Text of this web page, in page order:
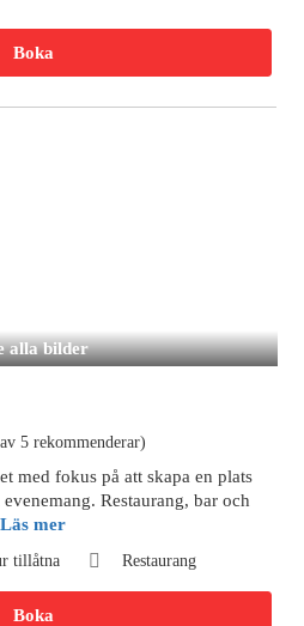
Boka
5 rekommenderar)
med fokus på att skapa en plats
Restaurang, bar och
Läs mer
tillåtna Restaurang
Boka
alla bilder